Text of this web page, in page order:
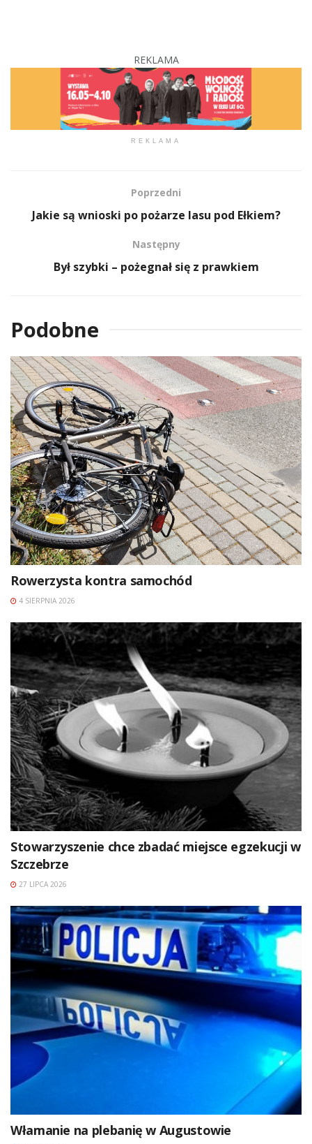
REKLAMA
REKLAMA
Poprzedni
Jakie są wnioski po pożarze lasu pod Ełkiem?
Następny
Był szybki – pożegnał się z prawkiem
Podobne
Rowerzysta kontra samochód
4 SIERPNIA 2026
Stowarzyszenie chce zbadać miejsce egzekucji w
Szczebrze
27 LIPCA 2026
Włamanie na plebanię w Augustowie